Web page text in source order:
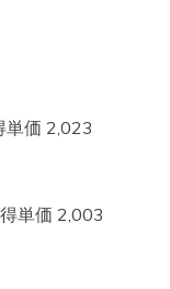
単価 2,023
単価 2,003